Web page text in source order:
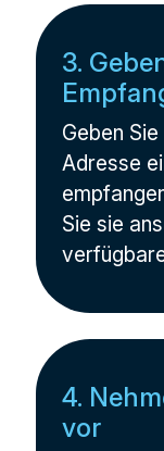
3.
Geben
Adresse
Sie sie
4.
vor